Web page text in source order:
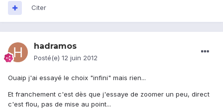
Citer
hadramos
Posté(e) 12 juin 2012
Ouaip j'ai essayé le choix "infini" mais rien...
Et franchement c'est dès que j'essaye de zoomer un peu, direct
c'est flou, pas de mise au point...